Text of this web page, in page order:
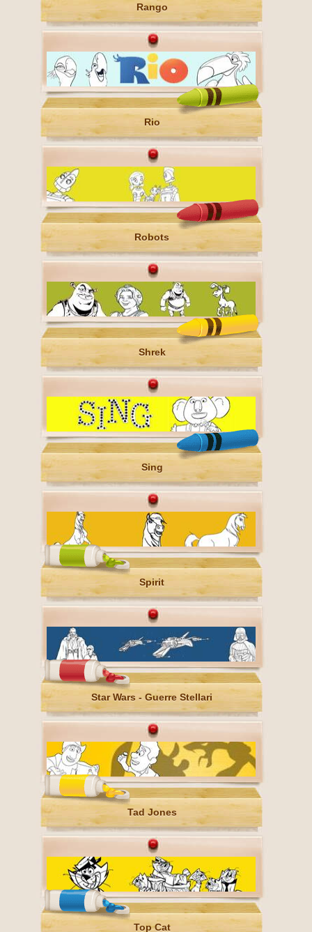
Rango
Rio
Robots
Shrek
Sing
Spirit
Star Wars - Guerre Stellari
Tad Jones
Top Cat